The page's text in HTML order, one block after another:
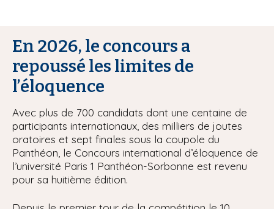
En 2026, le concours a
repoussé les limites de
l’éloquence
Avec plus de 700 candidats dont une centaine de
participants internationaux, des milliers de joutes
oratoires et sept finales sous la coupole du
Panthéon, le Concours international d’éloquence de
l’université Paris 1 Panthéon-Sorbonne est revenu
pour sa huitième édition.